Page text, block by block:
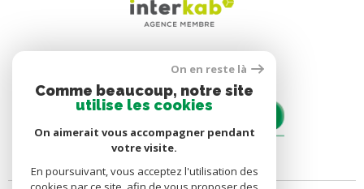
On en reste là
Comme beaucoup, notre site
utilise les cookies
On aimerait vous accompagner pendant
votre visite.
En poursuivant, vous acceptez l'utilisation des